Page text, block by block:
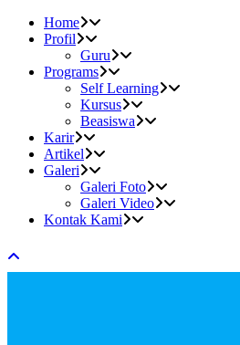
Home
Profil
Guru
Programs
Self Learning
Kursus
Beasiswa
Karir
Artikel
Galeri
Galeri Foto
Galeri Video
Kontak Kami